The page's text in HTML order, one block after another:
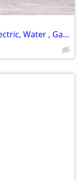
Studio/Efficiency clean apartment Electric, Water , Garbage included